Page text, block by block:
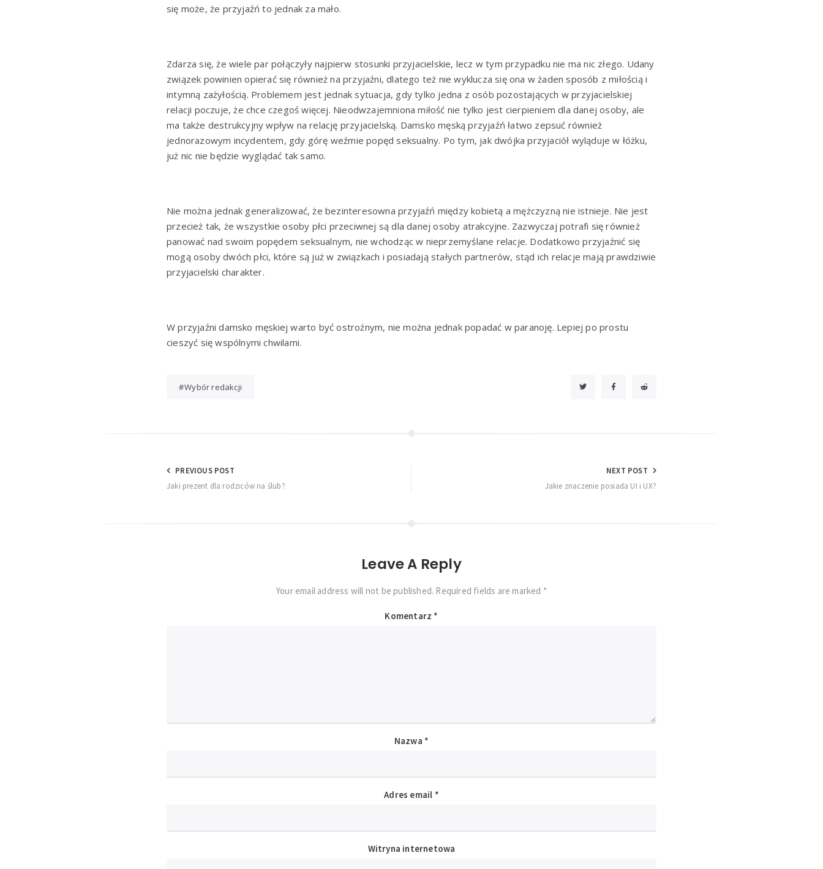
się może, że przyjaźń to jednak za mało.
Zdarza się, że wiele par połączyły najpierw stosunki przyjacielskie, lecz w tym przypadku nie ma nic złego. Udany
związek powinien opierać się również na przyjaźni, dlatego też nie wyklucza się ona w żaden sposób z miłością i
intymną zażyłością. Problemem jest jednak sytuacja, gdy tylko jedna z osób pozostających w przyjacielskiej
relacji poczuje, że chce czegoś więcej. Nieodwzajemniona miłość nie tylko jest cierpieniem dla danej osoby, ale
ma także destrukcyjny wpływ na relację przyjacielską. Damsko męską przyjaźń łatwo zepsuć również
jednorazowym incydentem, gdy górę weźmie popęd seksualny. Po tym, jak dwójka przyjaciół wyląduje w łóżku,
już nic nie będzie wyglądać tak samo.
Nie można jednak generalizować, że bezinteresowna przyjaźń między kobietą a mężczyzną nie istnieje. Nie jest
przecież tak, że wszystkie osoby płci przeciwnej są dla danej osoby atrakcyjne. Zazwyczaj potrafi się również
panować nad swoim popędem seksualnym, nie wchodząc w nieprzemyślane relacje. Dodatkowo przyjaźnić się
mogą osoby dwóch płci, które są już w związkach i posiadają stałych partnerów, stąd ich relacje mają prawdziwie
przyjacielski charakter.
W przyjaźni damsko męskiej warto być ostrożnym, nie można jednak popadać w paranoję. Lepiej po prostu
cieszyć się wspólnymi chwilami.
Wybór redakcji
Nawigacja
wpisu
PREVIOUS POST
Jaki prezent dla rodziców na ślub?
NEXT POST
Jakie znaczenie posiada UI i UX?
Leave A Reply
Your email address will not be published. Required fields are marked *
Komentarz *
Nazwa *
Adres email *
Witryna internetowa